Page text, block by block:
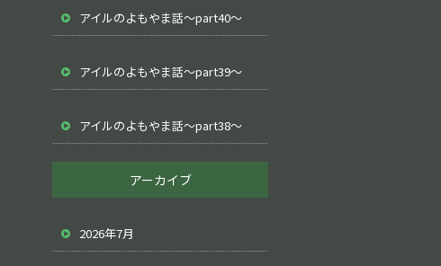
アイルのよもやま話～part40～
アイルのよもやま話～part39～
アイルのよもやま話～part38～
アーカイブ
2026年7月